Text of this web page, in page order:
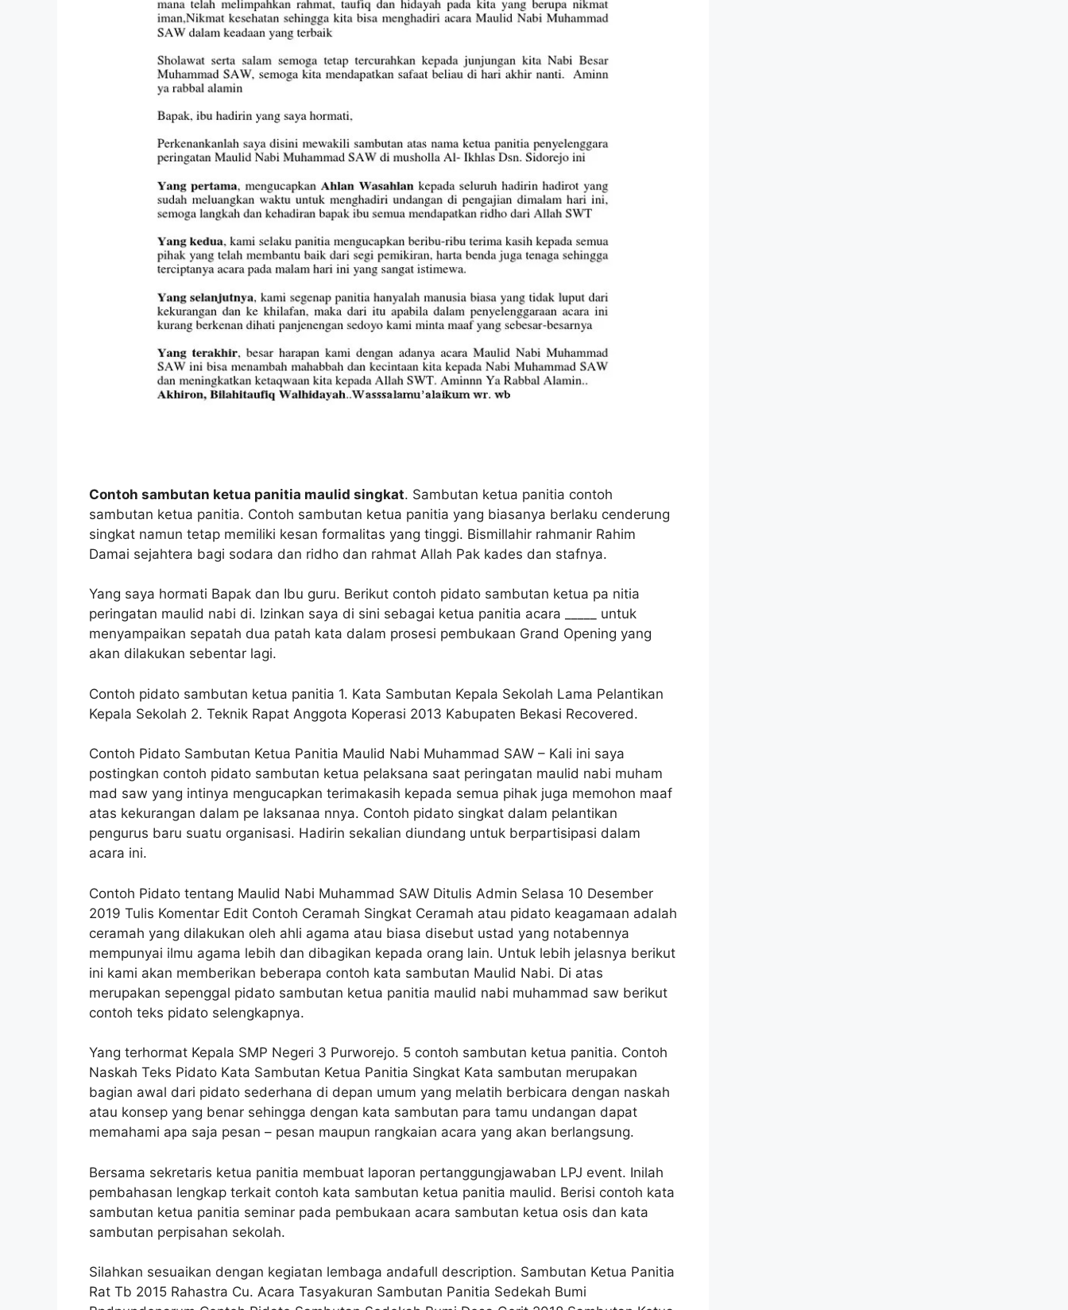
Contoh sambutan ketua panitia maulid singkat. Sambutan ketua panitia contoh
sambutan ketua panitia. Contoh sambutan ketua panitia yang biasanya berlaku cenderung
singkat namun tetap memiliki kesan formalitas yang tinggi. Bismillahir rahmanir Rahim
Damai sejahtera bagi sodara dan ridho dan rahmat Allah Pak kades dan stafnya.
Yang saya hormati Bapak dan Ibu guru. Berikut contoh pidato sambutan ketua pa nitia
peringatan maulid nabi di. Izinkan saya di sini sebagai ketua panitia acara _____ untuk
menyampaikan sepatah dua patah kata dalam prosesi pembukaan Grand Opening yang
akan dilakukan sebentar lagi.
Contoh pidato sambutan ketua panitia 1. Kata Sambutan Kepala Sekolah Lama Pelantikan
Kepala Sekolah 2. Teknik Rapat Anggota Koperasi 2013 Kabupaten Bekasi Recovered.
Contoh Pidato Sambutan Ketua Panitia Maulid Nabi Muhammad SAW – Kali ini saya
postingkan contoh pidato sambutan ketua pelaksana saat peringatan maulid nabi muham
mad saw yang intinya mengucapkan terimakasih kepada semua pihak juga memohon maaf
atas kekurangan dalam pe laksanaa nnya. Contoh pidato singkat dalam pelantikan
pengurus baru suatu organisasi. Hadirin sekalian diundang untuk berpartisipasi dalam
acara ini.
Contoh Pidato tentang Maulid Nabi Muhammad SAW Ditulis Admin Selasa 10 Desember
2019 Tulis Komentar Edit Contoh Ceramah Singkat Ceramah atau pidato keagamaan adalah
ceramah yang dilakukan oleh ahli agama atau biasa disebut ustad yang notabennya
mempunyai ilmu agama lebih dan dibagikan kepada orang lain. Untuk lebih jelasnya berikut
ini kami akan memberikan beberapa contoh kata sambutan Maulid Nabi. Di atas
merupakan sepenggal pidato sambutan ketua panitia maulid nabi muhammad saw berikut
contoh teks pidato selengkapnya.
Yang terhormat Kepala SMP Negeri 3 Purworejo. 5 contoh sambutan ketua panitia. Contoh
Naskah Teks Pidato Kata Sambutan Ketua Panitia Singkat Kata sambutan merupakan
bagian awal dari pidato sederhana di depan umum yang melatih berbicara dengan naskah
atau konsep yang benar sehingga dengan kata sambutan para tamu undangan dapat
memahami apa saja pesan – pesan maupun rangkaian acara yang akan berlangsung.
Bersama sekretaris ketua panitia membuat laporan pertanggungjawaban LPJ event. Inilah
pembahasan lengkap terkait contoh kata sambutan ketua panitia maulid. Berisi contoh kata
sambutan ketua panitia seminar pada pembukaan acara sambutan ketua osis dan kata
sambutan perpisahan sekolah.
Silahkan sesuaikan dengan kegiatan lembaga andafull description. Sambutan Ketua Panitia
Rat Tb 2015 Rahastra Cu. Acara Tasyakuran Sambutan Panitia Sedekah Bumi